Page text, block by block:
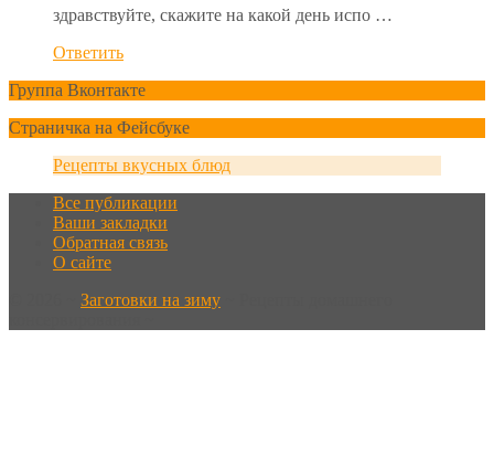
здравствуйте, скажите на какой день испо …
Ответить
Группа Вконтакте
Страничка на Фейсбуке
Рецепты вкусных блюд
Все публикации
Ваши закладки
Обратная связь
О сайте
Заготовки на зиму